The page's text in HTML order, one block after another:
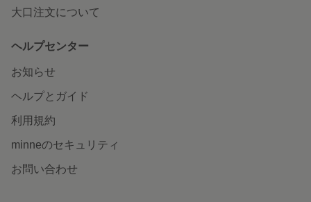
大口注文について
ヘルプセンター
お知らせ
ヘルプとガイド
利用規約
minneのセキュリティ
お問い合わせ